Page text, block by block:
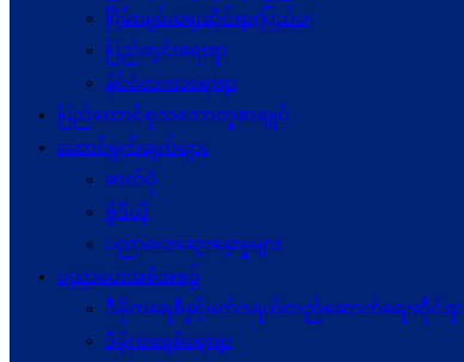
ငြိမ်းချမ်းရေးဆိုင်ရာ(ပြည်ပ)
ပြည်တွင်းရေးရာ
နိုင်ငံတကာရေးရာ
ပြည်ထောင်စုသဘောတူစာချုပ်
ဆောင်ရွက်ချက်များ
ဓာတ်ပုံ
ဗွီဒီယို
ပညာပေးဆွေးနွေးမှုများ
ပညာပေးအစီအစဉ်
ဒီမိုကရေစီနှင့်ဖက်ဒရယ်တည်ဆောက်ရေးဆိုင်ရာ
ဒီမိုကရေစီရေးရာ